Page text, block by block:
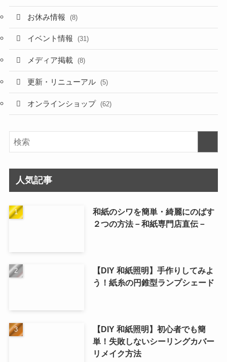
お休み情報 (8)
イベント情報 (31)
メディア掲載 (8)
更新・リニューアル (5)
オンラインショップ (62)
人気記事
和紙のシワを簡単・綺麗にのばす
２つの方法－和紙専門店直伝－
【DIY 和紙照明】手作りしてみよ
う！紙糸の円錐型ランプシェード
【DIY 和紙照明】初心者でも簡
単！失敗しないシーリングカバー
リメイク方法